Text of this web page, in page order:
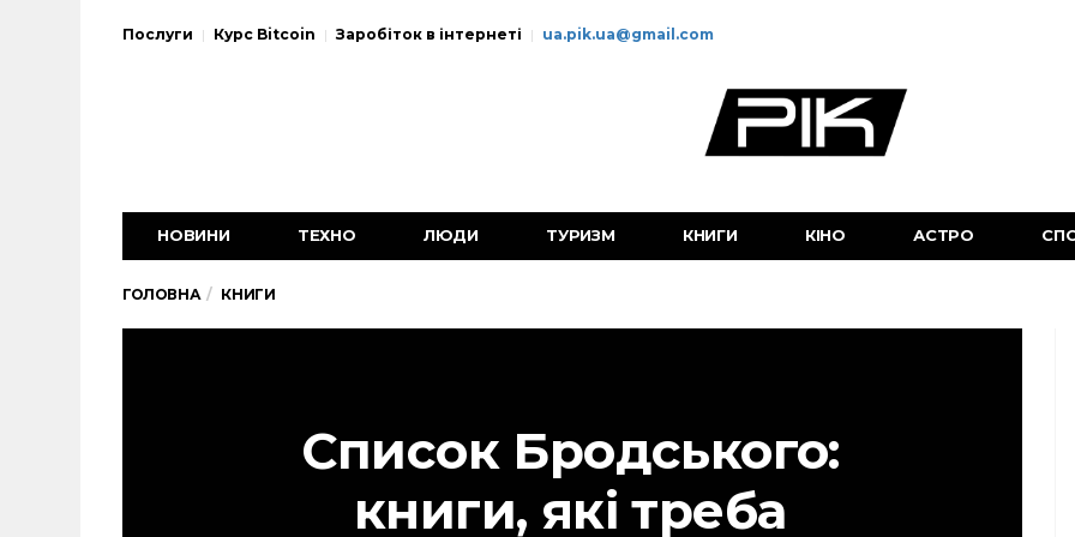
Послуги Курс Bitcoin Заробіток в інтернеті ua.pik.ua@gmail.com
НОВИНИ ТЕХНО ЛЮДИ ТУРИЗМ КНИГИ КІНО АСТРО
ГОЛОВНА КНИГИ
Список Бродського:
книги, які треба